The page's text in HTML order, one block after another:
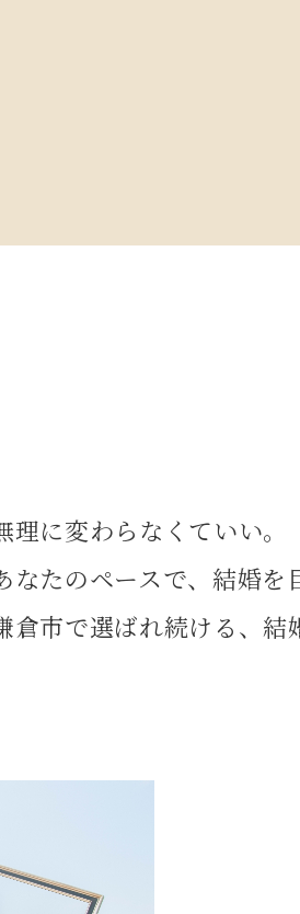
理に変わらなくていい。
なたのペースで、結婚を
倉市で選ばれ続ける、結